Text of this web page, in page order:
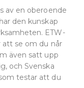
av en oberoende
den kunskap
ETW-
se om du når
även satt upp
och Svenska
testar att du